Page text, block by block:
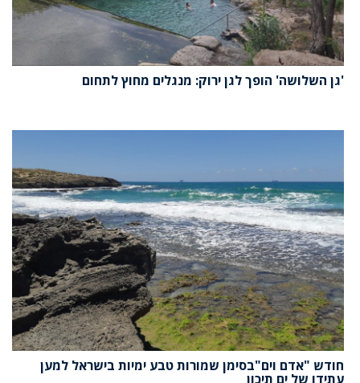
'גן השלושה' הופך לגן ירוק: מנגלים מחוץ לתחום
חודש "אדם וים"בסימן שמורות טבע ימיות בישראל למען
עתידו של ים תיכון